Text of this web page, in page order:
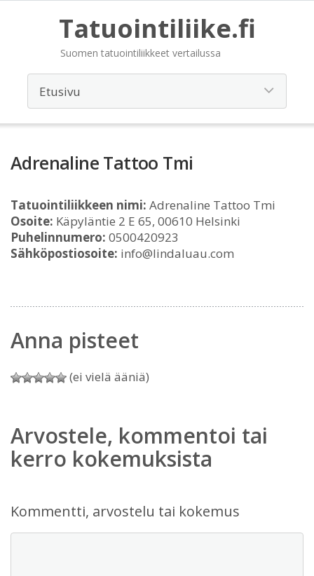
Tatuointiliike.fi
Suomen tatuointiliikkeet vertailussa
Adrenaline Tattoo Tmi
Tatuointiliikkeen nimi: Adrenaline Tattoo Tmi
Osoite: Käpyläntie 2 E 65, 00610 Helsinki
Puhelinnumero: 0500420923
Sähköpostiosoite: info@lindaluau.com
Anna pisteet
(ei vielä ääniä)
Arvostele, kommentoi tai
kerro kokemuksista
Kommentti, arvostelu tai kokemus